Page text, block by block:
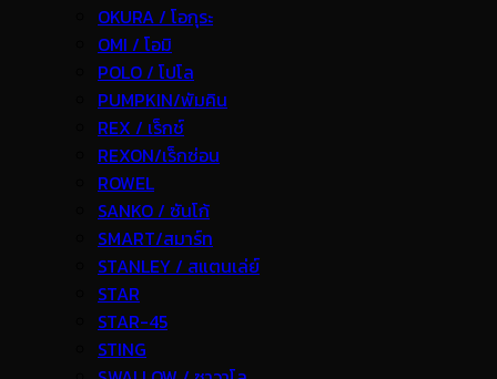
OKURA / โอกุระ
OMI / โอมิ
POLO / โปโล
PUMPKIN/พัมคิน
REX / เร็กช์
REXON/เร็กซ่อน
ROWEL
SANKO / ซันโก้
SMART/สมาร์ท
STANLEY / สแตนเล่ย์
STAR
STAR-45
STING